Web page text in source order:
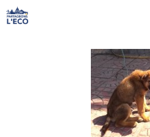
Aller
au